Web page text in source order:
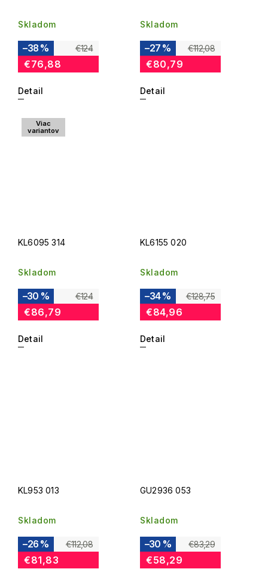
Skladom
€124
–38 %
€76,88
Detail
Skladom
€112,08
–27 %
€80,79
Detail
Viac
variantov
KL6095 314
Skladom
€124
–30 %
€86,79
Detail
KL6155 020
Skladom
€128,75
–34 %
€84,96
Detail
KL953 013
Skladom
€112,08
–26 %
€81,83
GU2936 053
Skladom
€83,29
–30 %
€58,29